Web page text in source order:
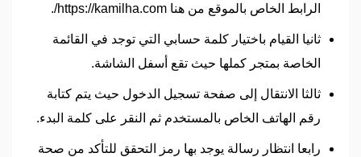
الرابط الخاص بالموقع من هنا https://kamilha.com/.
ثانيا القيام باختيار كلمة حسابي التي توجد في القائمة
الخاصة بمتجر كملها حيث تقع أسفل الشاشة.
ثالثا الانتقال إلى صفحة تسجيل الدخول حيث يتم كتابة
رقم الهاتف الخاص بالمستخدم ثم النقر على كلمة البدء.
رابعا انتظار رسالة يوجد بها رمز التحقق للتأكد من صحة